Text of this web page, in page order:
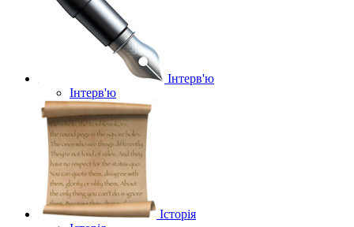
Інтерв'ю
Інтерв'ю
Історія